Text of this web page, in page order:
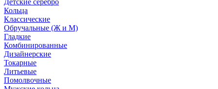
Детские серебро
Кольца
Классические
Обручальные (Ж и М)
Гладкие
Комбинированные
Дизайнерские
Токарные
Литьевые
Помолвочные